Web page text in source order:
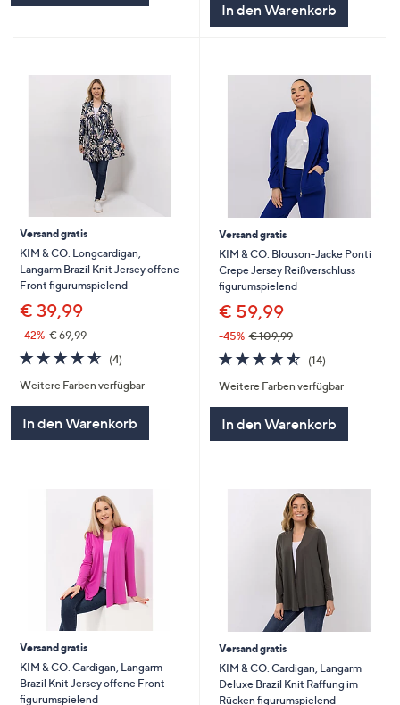
In den Warenkorb
Versand gratis
KIM & CO. Longcardigan,
Langarm Brazil Knit Jersey offene
Front figurumspielend
€ 39,99
-42% € 69,99
4.5
von
5
(4)4
Weitere Farben verfügbar
In den Warenkorb
Versand gratis
KIM & CO. Blouson-Jacke Ponti
Crepe Jersey Reißverschluss
figurumspielend
€ 59,99
-45% € 109,99
4.5
von
5
(14)14
Weitere Farben verfügbar
In den Warenkorb
Versand gratis
KIM & CO. Cardigan, Langarm
Brazil Knit Jersey offene Front
figurumspielend
Versand gratis
KIM & CO. Cardigan, Langarm
Deluxe Brazil Knit Raffung im
Rücken figurumspielend